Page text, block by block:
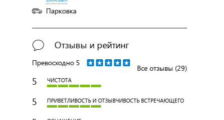
Парковка
Отзывы и рейтинг
Все отзывы (29)
Превосходно 5
5 ЧИСТОТА
5 ПРИВЕТЛИВОСТЬ И ОТЗЫВЧИВОСТЬ ВСТРЕЧАЮЩЕГО